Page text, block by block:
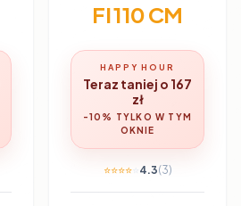
FI 110 CM
HAPPY HOUR
Teraz taniej o 167
zł
-10% TYLKO W TYM
OKNIE
⭐⭐⭐⭐⭐4.3(3)